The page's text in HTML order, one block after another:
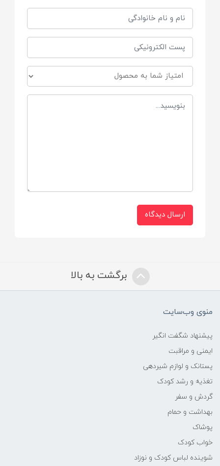
تشک دارای پشم شیشه در بین دو لایه
دارای آویزهای عروسکی
دارای ستون های هلالی برای استفاده راحت و
جنس
ارسال دیدگاه
برگشت به بالا
منوی وب‌سایت
پیشنهاد شگفت انگیر
ایمنی و مراقبت
پستانک و لوازم شیردهی
تغذیه و رشد کودک
گردش و سفر
بهداشت و حمام
پوشاک
خواب کودک
شوینده لباس کودک و نوزاد